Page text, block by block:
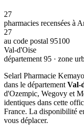
27
pharmacies recensées à
27
au code postal 95100
Val-d'Oise
département 95 · zone
Selarl Pharmacie
dans le département Val-
d'Ozempic, Wegovy et
identiques dans cette
France. La disponibilité
vous déplacer.